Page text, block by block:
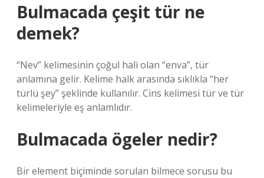
Bulmacada çeşit tür ne
demek?
“Nev” kelimesinin çoğul hali olan “enva”, tür
anlamına gelir. Kelime halk arasında sıklıkla “her
türlü şey” şeklinde kullanılır. Cins kelimesi tür ve tür
kelimeleriyle eş anlamlıdır.
Bulmacada ögeler nedir?
Bir element biçiminde sorulan bilmece sorusu bu